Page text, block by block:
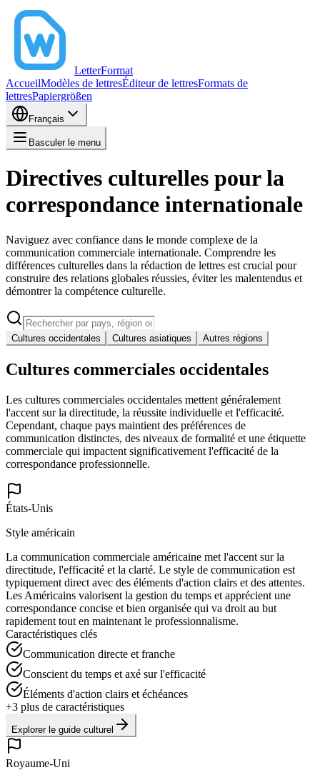
LetterFormat
AccueilModèles de lettresÉditeur de lettresFormats de
lettresPapiergrößen
Français
Basculer le menu
Directives culturelles pour la
correspondance internationale
Naviguez avec confiance dans le monde complexe de la
communication commerciale internationale. Comprendre les
différences culturelles dans la rédaction de lettres est crucial pour
construire des relations globales réussies, éviter les malentendus et
démontrer la compétence culturelle.
Cultures occidentales Cultures asiatiques Autres régions
Cultures commerciales occidentales
Les cultures commerciales occidentales mettent généralement
l'accent sur la directitude, la réussite individuelle et l'efficacité.
Cependant, chaque pays maintient des préférences de
communication distinctes, des niveaux de formalité et une étiquette
commerciale qui impactent significativement l'efficacité de la
correspondance professionnelle.
États-Unis
Style américain
La communication commerciale américaine met l'accent sur la
directitude, l'efficacité et la clarté. Le style de communication est
typiquement direct avec des éléments d'action clairs et des attentes.
Les Américains valorisent la gestion du temps et apprécient une
correspondance concise et bien organisée qui va droit au but
rapidement tout en maintenant le professionnalisme.
Caractéristiques clés
Communication directe et franche
Conscient du temps et axé sur l'efficacité
Éléments d'action clairs et échéances
+3 plus de caractéristiques
Explorer le guide culturel
Royaume-Uni